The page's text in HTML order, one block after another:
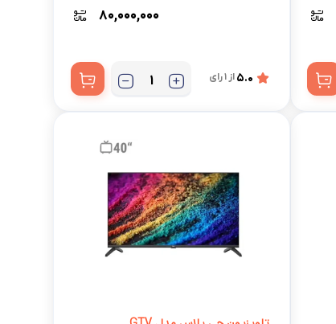
۸۰,۰۰۰,۰۰۰
5.0 از 1 رای